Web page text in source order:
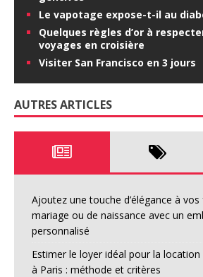
Le vapotage expose-t-il au
Quelques règles d’or à
voyages en croisière
Visiter San Francisco en 3 jours
AUTRES ARTICLES
Ajoutez une touche d’élégance à
mariage ou de naissance avec un
personnalisé
Estimer le loyer idéal pour la location
à Paris : méthode et critères